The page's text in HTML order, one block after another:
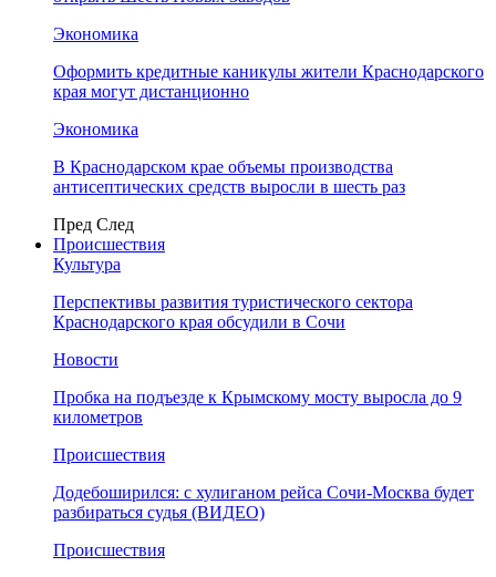
Экономика
Оформить кредитные каникулы жители Краснодарского
края могут дистанционно
Экономика
В Краснодарском крае объемы производства
антисептических средств выросли в шесть раз
Пред След
Происшествия
Культура
Перспективы развития туристического сектора
Краснодарского края обсудили в Сочи
Новости
Пробка на подъезде к Крымскому мосту выросла до 9
километров
Происшествия
Додебоширился: с хулиганом рейса Сочи-Москва будет
разбираться судья (ВИДЕО)
Происшествия